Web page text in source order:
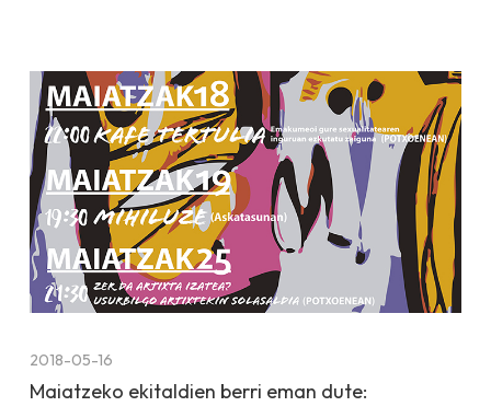
2018-05-16
Maiatzeko ekitaldien berri eman dute: